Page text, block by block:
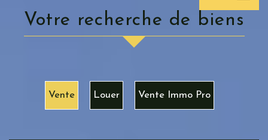
votre recherche de biens
Vente Louer Vente Immo Pro